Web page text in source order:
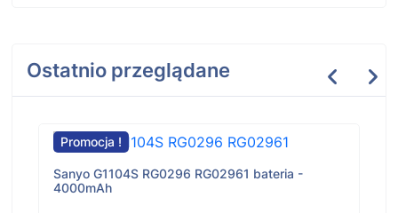
Ostatnio przeglądane
Promocja !
Sanyo G1104S RG0296 RG02961 bateria -
4000mAh